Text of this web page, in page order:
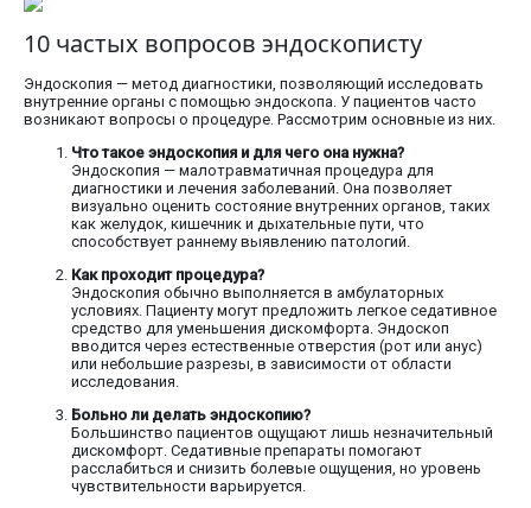
10 частых вопросов эндоскописту
Эндоскопия — метод диагностики, позволяющий исследовать
внутренние органы с помощью эндоскопа. У пациентов часто
возникают вопросы о процедуре. Рассмотрим основные из них.
Что такое эндоскопия и для чего она нужна?
Эндоскопия — малотравматичная процедура для
диагностики и лечения заболеваний. Она позволяет
визуально оценить состояние внутренних органов, таких
как желудок, кишечник и дыхательные пути, что
способствует раннему выявлению патологий.
Как проходит процедура?
Эндоскопия обычно выполняется в амбулаторных
условиях. Пациенту могут предложить легкое седативное
средство для уменьшения дискомфорта. Эндоскоп
вводится через естественные отверстия (рот или анус)
или небольшие разрезы, в зависимости от области
исследования.
Больно ли делать эндоскопию?
Большинство пациентов ощущают лишь незначительный
дискомфорт. Седативные препараты помогают
расслабиться и снизить болевые ощущения, но уровень
чувствительности варьируется.